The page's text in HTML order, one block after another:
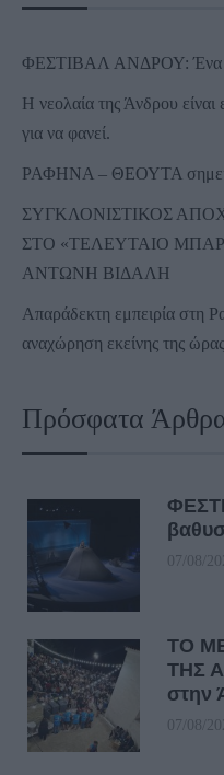
ΦΕΣΤΙΒΑΛ ΑΝΔΡΟΥ: Ένα
Η νεολαία της Άνδρου είναι
για να φανεί.
ΡΑΦΗΝΑ – ΘΕΟΥΤΑ
ΣΥΓΚΛΟΝΙΣΤΙΚΟΣ
ΣΤΟ «ΤΕΛΕΥΤΑΙΟ
ΑΝΤΩΝΗ ΒΙΔΑΛΗ
Απαράδεκτη εμπειρία στη
αναχώρηση εκείνης της
Πρόσφατα
07/08/
ΤΟ
ΤΗΣ
στην
07/08/